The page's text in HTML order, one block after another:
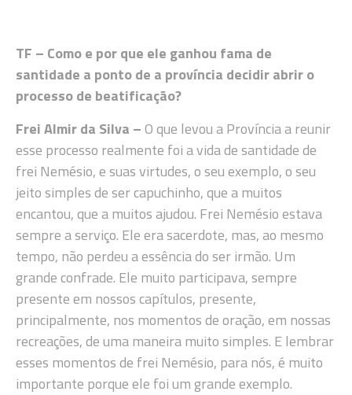
TF – Como e por que ele ganhou fama de
santidade a ponto de a província decidir abrir o
processo de beatificação?
Frei Almir da Silva –O que levou a Província a reunir
esse processo realmente foi a vida de santidade de
frei Nemésio, e suas virtudes, o seu exemplo, o seu
jeito simples de ser capuchinho, que a muitos
encantou, que a muitos ajudou. Frei Nemésio estava
sempre a serviço. Ele era sacerdote, mas, ao mesmo
tempo, não perdeu a essência do ser irmão. Um
grande confrade. Ele muito participava, sempre
presente em nossos capítulos, presente,
principalmente, nos momentos de oração, em nossas
recreações, de uma maneira muito simples. E lembrar
esses momentos de frei Nemésio, para nós, é muito
importante porque ele foi um grande exemplo.